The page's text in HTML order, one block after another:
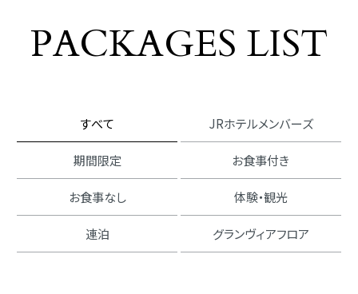
プラン一覧
PACKAGES LIST
すべて JRホテルメンバーズ
期間限定 お食事付き
お食事なし 体験・観光
連泊 グランヴィアフロア